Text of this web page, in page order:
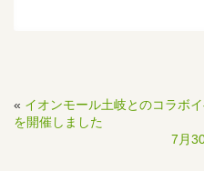
« イオンモール土岐とのコラボイ
を開催しました
7月